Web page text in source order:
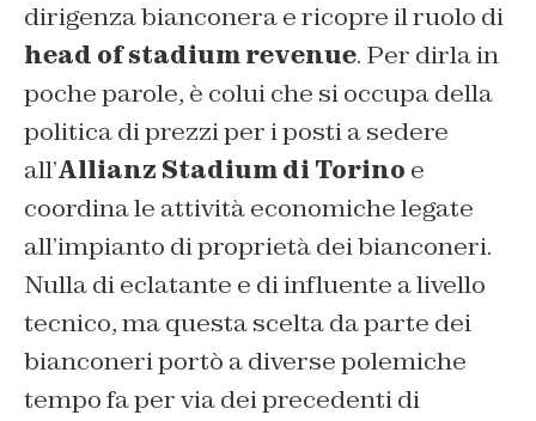
dirigenza bianconera e ricopre il ruolo di
head of stadium revenue. Per dirla in
poche parole, è colui che si occupa della
politica di prezzi per i posti a sedere
all’Allianz Stadium di Torino e
coordina le attività economiche legate
all’impianto di proprietà dei bianconeri.
Nulla di eclatante e di influente a livello
tecnico, ma questa scelta da parte dei
bianconeri portò a diverse polemiche
tempo fa per via dei precedenti di